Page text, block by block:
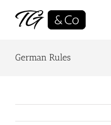
content
German Rules